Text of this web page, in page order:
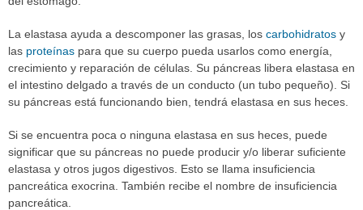
La elastasa ayuda a descomponer las grasas, los carbohidratos y
las proteínas para que su cuerpo pueda usarlos como energía,
crecimiento y reparación de células. Su páncreas libera elastasa en
el intestino delgado a través de un conducto (un tubo pequeño). Si
su páncreas está funcionando bien, tendrá elastasa en sus heces.
Si se encuentra poca o ninguna elastasa en sus heces, puede
significar que su páncreas no puede producir y/o liberar suficiente
elastasa y otros jugos digestivos. Esto se llama insuficiencia
pancreática exocrina. También recibe el nombre de insuficiencia
pancreática.